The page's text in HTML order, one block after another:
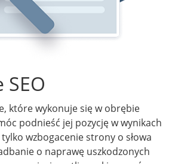
które wykonuje się w obrębie
podnieść jej pozycję w wynikach
wzbogacenie strony o słowa
o naprawę uszkodzonych